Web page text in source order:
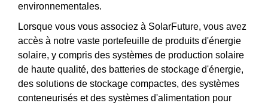
environnementales.
Lorsque vous vous associez à SolarFuture, vous avez
accès à notre vaste portefeuille de produits d'énergie
solaire, y compris des systèmes de production solaire
de haute qualité, des batteries de stockage d'énergie,
des solutions de stockage compactes, des systèmes
conteneurisés et des systèmes d'alimentation pour